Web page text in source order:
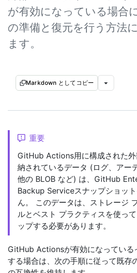
が有効になっている場合
の準備と復元を行う方法
ます。
Markdown としてコピー
重要
GitHub Actions用に構成された
納されているデータ (ログ、アー
他の BLOB など) は、GitHub
Backup Serviceスナップショッ
ん。 このデータは、ストレージ
ルとベスト プラクティスを使っ
ップする必要があります。
GitHub Actionsが有効になっている
する場合は、次の手順に従って既存